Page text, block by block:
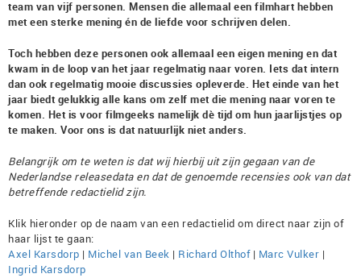
team van vijf personen. Mensen die allemaal een filmhart hebben
met een sterke mening én de liefde voor schrijven delen.
Toch hebben deze personen ook allemaal een eigen mening en dat
kwam in de loop van het jaar regelmatig naar voren. Iets dat intern
dan ook regelmatig mooie discussies opleverde. Het einde van het
jaar biedt gelukkig alle kans om zelf met die mening naar voren te
komen. Het is voor filmgeeks namelijk dè tijd om hun jaarlijstjes op
te maken. Voor ons is dat natuurlijk niet anders.
Belangrijk om te weten is dat wij hierbij uit zijn gegaan van de
Nederlandse releasedata en dat de genoemde recensies ook van dat
betreffende redactielid zijn.
Klik hieronder op de naam van een redactielid om direct naar zijn of
haar lijst te gaan:
Axel Karsdorp | Michel van Beek | Richard Olthof| Marc Vulker |
Ingrid Karsdorp